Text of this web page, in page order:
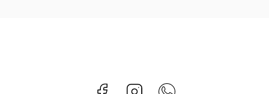
Facebook Instagram